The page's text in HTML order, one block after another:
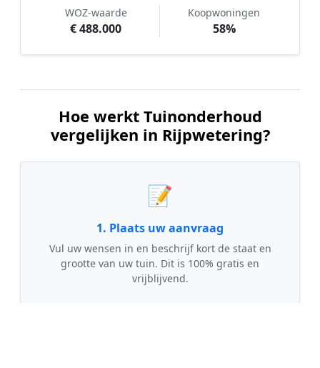
WOZ-waarde
€ 488.000
Koopwoningen
58%
Hoe werkt Tuinonderhoud
vergelijken in Rijpwetering?
📝
1. Plaats uw aanvraag
Vul uw wensen in en beschrijf kort de staat en
grootte van uw tuin. Dit is 100% gratis en
vrijblijvend.